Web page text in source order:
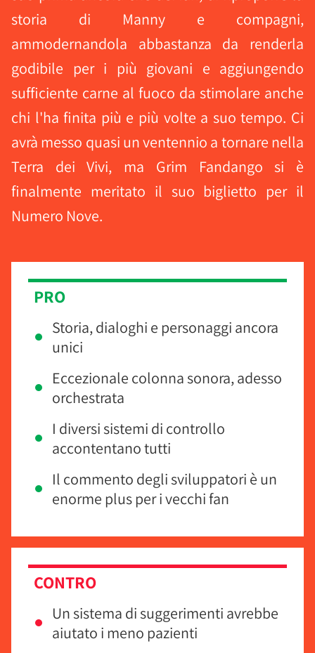
storia di Manny e compagni,
ammodernandola abbastanza da renderla
godibile per i più giovani e aggiungendo
sufficiente carne al fuoco da stimolare anche
chi l'ha finita più e più volte a suo tempo. Ci
avrà messo quasi un ventennio a tornare nella
Terra dei Vivi, ma Grim Fandango si è
finalmente meritato il suo biglietto per il
Numero Nove.
PRO
Storia, dialoghi e personaggi ancora
unici
Eccezionale colonna sonora, adesso
orchestrata
I diversi sistemi di controllo
accontentano tutti
Il commento degli sviluppatori è un
enorme plus per i vecchi fan
CONTRO
Un sistema di suggerimenti avrebbe
aiutato i meno pazienti